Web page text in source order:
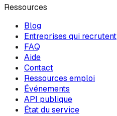
Ressources
Blog
Entreprises qui recrutent
FAQ
Aide
Contact
Ressources emploi
Événements
API publique
État du service